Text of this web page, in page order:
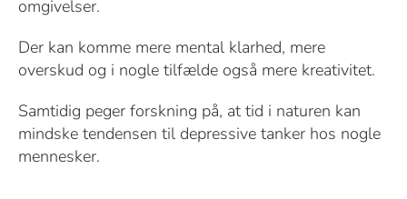
omgivelser.
Der kan komme mere mental klarhed, mere
overskud og i nogle tilfælde også mere kreativitet.
Samtidig peger forskning på, at tid i naturen kan
mindske tendensen til depressive tanker hos nogle
mennesker.